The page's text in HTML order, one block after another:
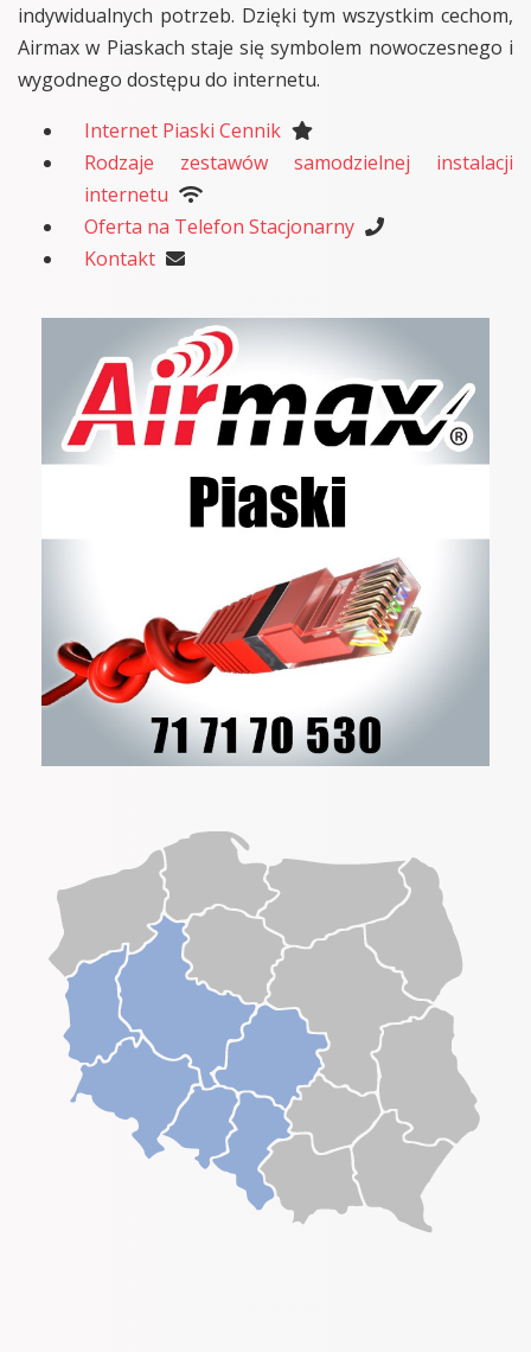
indywidualnych potrzeb. Dzięki tym wszystkim cechom,
Airmax w Piaskach staje się symbolem nowoczesnego i
wygodnego dostępu do internetu.
Internet Piaski Cennik
Rodzaje zestawów samodzielnej instalacji
internetu
Oferta na Telefon Stacjonarny
Kontakt